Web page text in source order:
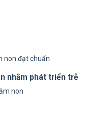
non đạt chuẩn
nhằm phát triển trẻ
non